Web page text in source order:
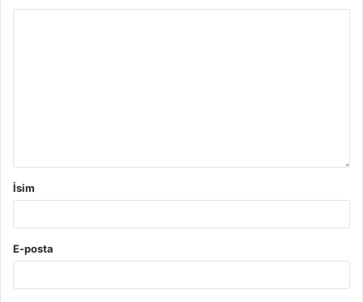
İsim
E-posta